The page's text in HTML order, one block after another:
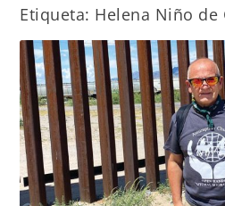
Etiqueta: Helena Niño de